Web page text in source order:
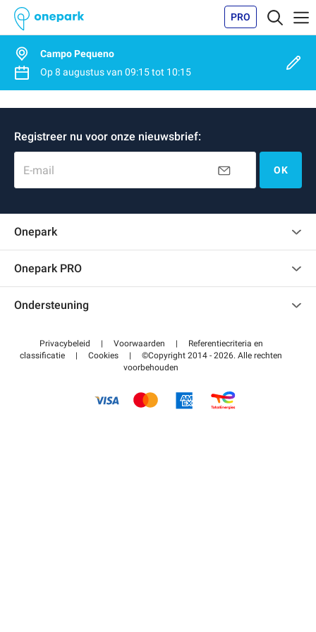
PRO
Campo Pequeno
Op8 augustusvan 09:15tot 10:15
Registreer nu voor onze nieuwsbrief:
E-mail OK
Onepark
Onepark PRO
Word partner van Onepark
Ondersteuning
Helpcentrum
Betalen voor parkeren FLOW
Privacybeleid | Voorwaarden |
Referentiecriteria en
classificatie
| Cookies |
©Copyright 2014 - 2026. Alle rechten
voorbehouden